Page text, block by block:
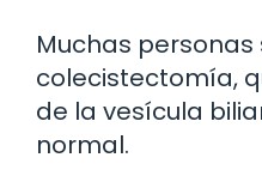
Muchas
colecistectomía,
de la vesícula
normal.